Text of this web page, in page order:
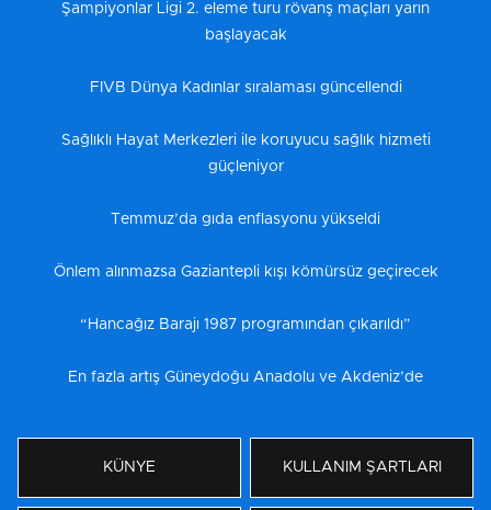
Şampiyonlar Ligi 2. eleme turu rövanş maçları yarın
başlayacak
FIVB Dünya Kadınlar sıralaması güncellendi
Sağlıklı Hayat Merkezleri ile koruyucu sağlık hizmeti
güçleniyor
Temmuz’da gıda enflasyonu yükseldi
Önlem alınmazsa Gaziantepli kışı kömürsüz geçirecek
“Hancağız Barajı 1987 programından çıkarıldı”
En fazla artış Güneydoğu Anadolu ve Akdeniz’de
KÜNYE KULLANIM ŞARTLARI